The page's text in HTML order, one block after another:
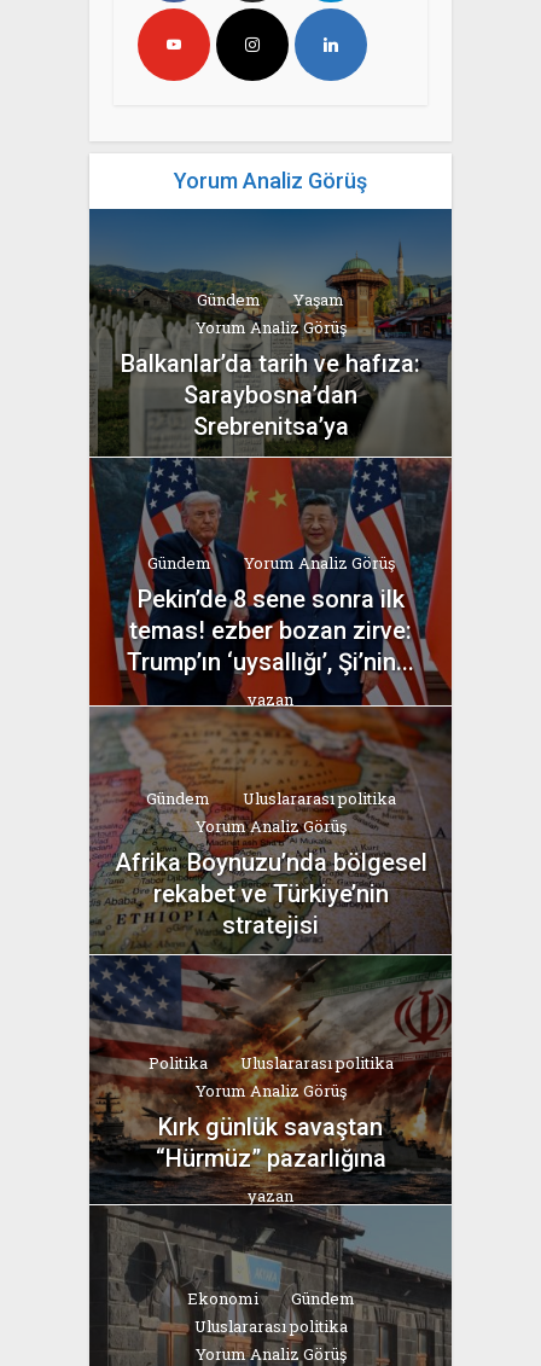
Yorum Analiz Görüş
Gündem
Yaşam
Yorum Analiz Görüş
Balkanlar’da tarih ve hafıza:
Saraybosna’dan
Srebrenitsa’ya
yazan
Bahri Ak
Gündem Yorum Analiz Görüş
Pekin’de 8 sene sonra ilk
temas! ezber bozan zirve:
Trump’ın ‘uysallığı’, Şi’nin...
yazan
Bahri Ak
Gündem
Uluslararası politika
Yorum Analiz Görüş
Afrika Boynuzu’nda bölgesel
rekabet ve Türkiye’nin
stratejisi
yazan
Bahri Ak
Politika
Uluslararası politika
Yorum Analiz Görüş
Kırk günlük savaştan
“Hürmüz” pazarlığına
yazan
Bahri Ak
Ekonomi
Gündem
Uluslararası politika
Yorum Analiz Görüş